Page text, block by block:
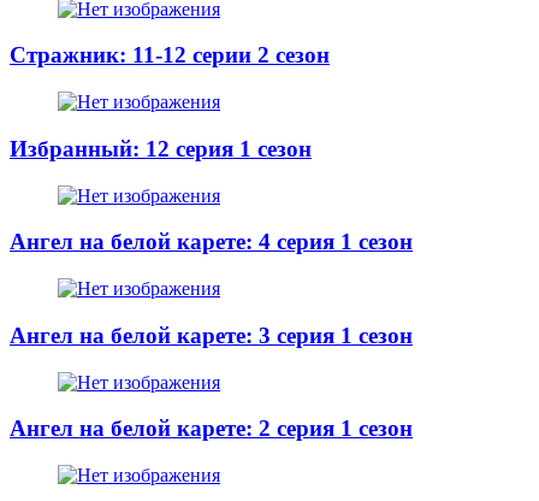
Стражник: 11-12 серии 2 сезон
Избранный: 12 серия 1 сезон
Ангел на белой карете: 4 серия 1 сезон
Ангел на белой карете: 3 серия 1 сезон
Ангел на белой карете: 2 серия 1 сезон